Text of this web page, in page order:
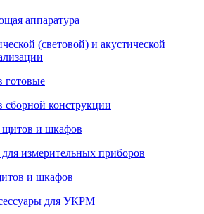
аппаратура
(световой) и акустической
готовые
конструкции
щитов и шкафов
измерительных приборов
и шкафов
для УКРМ